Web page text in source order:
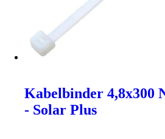
Kabelbinder 4,8x300
- Solar Plus